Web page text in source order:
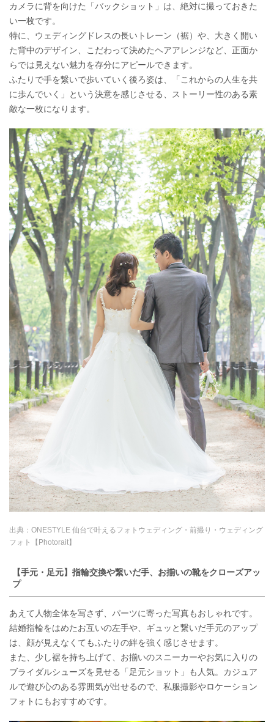
カメラに背を向けた「バックショット」は、絶対に撮っておきた
い一枚です。
特に、ウェディングドレスの長いトレーン（裾）や、大きく開い
た背中のデザイン、こだわって決めたヘアアレンジなど、正面か
らでは見えない魅力を存分にアピールできます。
ふたりで手を繋いで歩いていく後ろ姿は、「これからの人生を共
に歩んでいく」という決意を感じさせる、ストーリー性のある素
敵な一枚になります。
出典： ONESTYLE 仙台で叶えるフォトウェディング・前撮り・ウェディング
フォト【Photorait】
【手元・足元】指輪交換や繋いだ手、お揃いの靴をクローズアッ
プ
あえて人物全体を写さず、パーツに寄った写真もおしゃれです。
結婚指輪をはめたお互いの左手や、ギュッと繋いだ手元のアップ
は、顔が見えなくてもふたりの絆を強く感じさせます。
また、少し裾を持ち上げて、お揃いのスニーカーやお気に入りの
ブライダルシューズを見せる「足元ショット」も人気。カジュア
ルで遊び心のある雰囲気が出せるので、私服撮影やロケーション
フォトにもおすすめです。